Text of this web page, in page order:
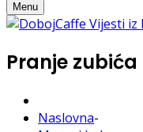
Menu
Pranje
Naslovna-